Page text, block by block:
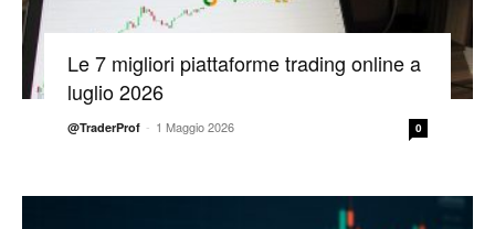
Le 7 migliori piattaforme trading online a
luglio 2026
@TraderProf - 1 Maggio 2026 0